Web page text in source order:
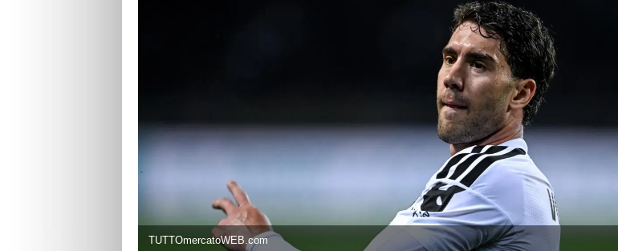
TUTTOmercatoWEB.com